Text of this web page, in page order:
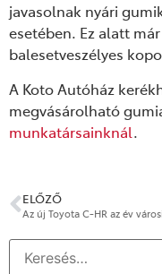
javasolnak nyári
esetében. Ez alatt
balesetveszélyes
A Koto Autóház
megvásárolható
munkatársainknál.
ELŐZŐ